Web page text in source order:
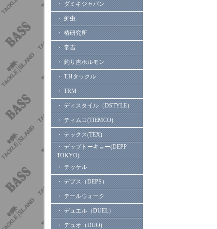
・ ダミキジャパン
・ 痴虫
・ 椿研究所
・ 常吉
・ 釣り吉ホルモン
・ T.Hタックル
・ TRM
・ ディスタイル（DSTYLE）
・ ティムコ(TIEMCO)
・ テックス(TEX)
・ デップトーキョー(DEPP
TOKYO)
・ テッケル
・ デプス（DEPS）
・ テールウォーク
・ デュエル（DUEL）
・ デュオ（DUO)